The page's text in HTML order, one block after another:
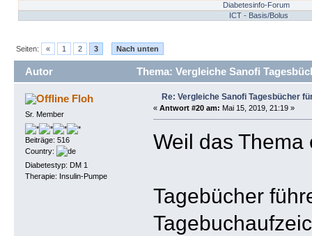
Diabetesinfo-Forum
ICT - Basis/Bolus
Seiten: « 1 2 3 Nach unten
Autor Thema: Vergleiche Sanofi
Floh
Sr. Member
Beiträge: 516
Country:
Diabetestyp: DM 1
Therapie: Insulin-Pumpe
Re: Vergleiche Sanofi Tagesbücher
« Antwort #20 am: Mai 15, 2019, 21:19 »
Weil das
Tagebücher